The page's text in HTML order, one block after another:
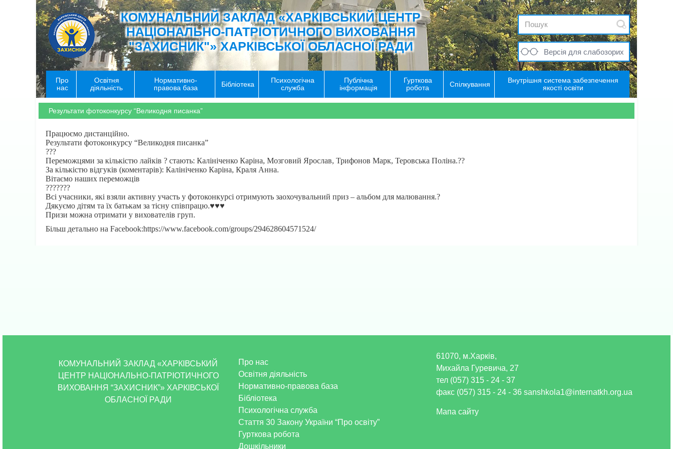
КОМУНАЛЬНИЙ ЗАКЛАД «ХАРКІВСЬКИЙ ЦЕНТР
НАЦІОНАЛЬНО-ПАТРІОТИЧНОГО ВИХОВАННЯ
"ЗАХИСНИК"» ХАРКІВСЬКОЇ ОБЛАСНОЇ РАДИ
Версія для слабозорих
Про
нас
Освітня
діяльність
Нормативно-
правова база
Бібліотека
Психологічна
служба
Публічна
інформація
Гурткова
робота
Спілкування
Внутрішня система забезпечення
якості освіти
Результати фотоконкурсу “Великодня писанка”
Працюємо дистанційно.
Результати фотоконкурсу “Великодня писанка”
???
Переможцями за кількістю лайків ? стають: Калініченко Каріна, Мозговий Ярослав, Трифонов Марк, Теровська Поліна.??
За кількістю відгуків (коментарів): Калініченко Каріна, Краля Анна.
Вітаємо наших переможців
???????
Всі учасники, які взяли активну участь у фотоконкурсі отримують заохочувальний приз – альбом для малювання.?
Дякуємо дітям та їх батькам за тісну співпрацю.♥️♥️♥️
Призи можна отримати у вихователів груп.
Більш детально на Facebook:https://www.facebook.com/groups/294628604571524/
КОМУНАЛЬНИЙ ЗАКЛАД «ХАРКІВСЬКИЙ
ЦЕНТР НАЦІОНАЛЬНО-ПАТРІОТИЧНОГО
ВИХОВАННЯ “ЗАХИСНИК”» ХАРКІВСЬКОЇ
ОБЛАСНОЇ РАДИ
Про нас
Освітня діяльність
Нормативно-правова база
Бібліотека
Психологічна служба
Стаття 30 Закону України “Про освіту”
Гурткова робота
Дошкільники
61070, м.Харків,
Михайла Гуревича, 27
тел (057) 315 - 24 - 37
факс (057) 315 - 24 - 36 sanshkola1@internatkh.org.ua
Мапа сайту